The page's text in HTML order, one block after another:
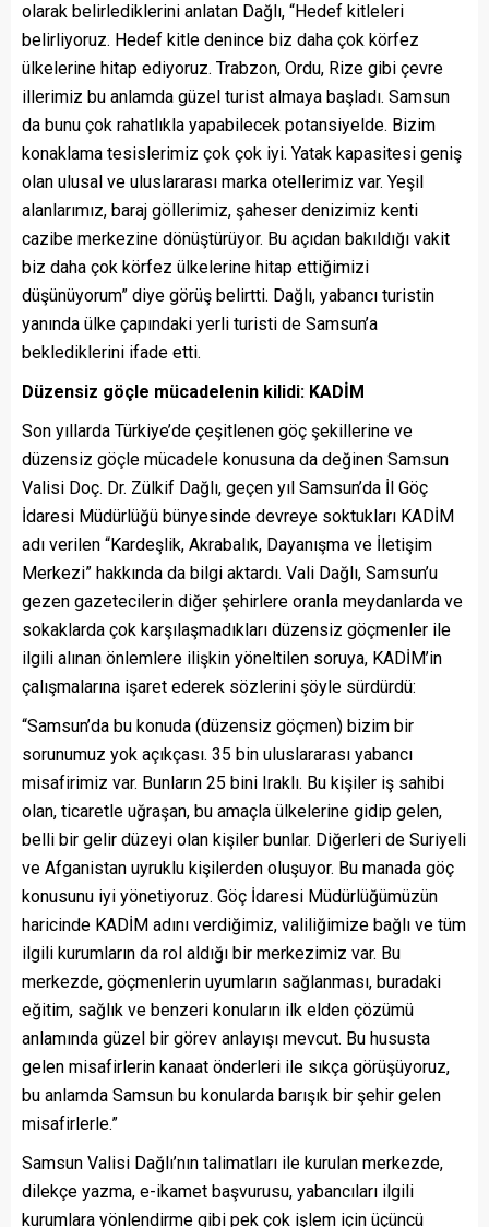
olarak belirlediklerini anlatan Dağlı, “Hedef kitleleri
belirliyoruz. Hedef kitle denince biz daha çok körfez
ülkelerine hitap ediyoruz. Trabzon, Ordu, Rize gibi çevre
illerimiz bu anlamda güzel turist almaya başladı. Samsun
da bunu çok rahatlıkla yapabilecek potansiyelde. Bizim
konaklama tesislerimiz çok çok iyi. Yatak kapasitesi geniş
olan ulusal ve uluslararası marka otellerimiz var. Yeşil
alanlarımız, baraj göllerimiz, şaheser denizimiz kenti
cazibe merkezine dönüştürüyor. Bu açıdan bakıldığı vakit
biz daha çok körfez ülkelerine hitap ettiğimizi
düşünüyorum” diye görüş belirtti. Dağlı, yabancı turistin
yanında ülke çapındaki yerli turisti de Samsun’a
beklediklerini ifade etti.
Düzensiz göçle mücadelenin kilidi: KADİM
Son yıllarda Türkiye’de çeşitlenen göç şekillerine ve
düzensiz göçle mücadele konusuna da değinen Samsun
Valisi Doç. Dr. Zülkif Dağlı, geçen yıl Samsun’da İl Göç
İdaresi Müdürlüğü bünyesinde devreye soktukları KADİM
adı verilen “Kardeşlik, Akrabalık, Dayanışma ve İletişim
Merkezi” hakkında da bilgi aktardı. Vali Dağlı, Samsun’u
gezen gazetecilerin diğer şehirlere oranla meydanlarda ve
sokaklarda çok karşılaşmadıkları düzensiz göçmenler ile
ilgili alınan önlemlere ilişkin yöneltilen soruya, KADİM’in
çalışmalarına işaret ederek sözlerini şöyle sürdürdü:
“Samsun’da bu konuda (düzensiz göçmen) bizim bir
sorunumuz yok açıkçası. 35 bin uluslararası yabancı
misafirimiz var. Bunların 25 bini Iraklı. Bu kişiler iş sahibi
olan, ticaretle uğraşan, bu amaçla ülkelerine gidip gelen,
belli bir gelir düzeyi olan kişiler bunlar. Diğerleri de Suriyeli
ve Afganistan uyruklu kişilerden oluşuyor. Bu manada göç
konusunu iyi yönetiyoruz. Göç İdaresi Müdürlüğümüzün
haricinde KADİM adını verdiğimiz, valiliğimize bağlı ve tüm
ilgili kurumların da rol aldığı bir merkezimiz var. Bu
merkezde, göçmenlerin uyumların sağlanması, buradaki
eğitim, sağlık ve benzeri konuların ilk elden çözümü
anlamında güzel bir görev anlayışı mevcut. Bu hususta
gelen misafirlerin kanaat önderleri ile sıkça görüşüyoruz,
bu anlamda Samsun bu konularda barışık bir şehir gelen
misafirlerle.”
Samsun Valisi Dağlı’nın talimatları ile kurulan merkezde,
dilekçe yazma, e-ikamet başvurusu, yabancıları ilgili
kurumlara yönlendirme gibi pek çok işlem için üçüncü